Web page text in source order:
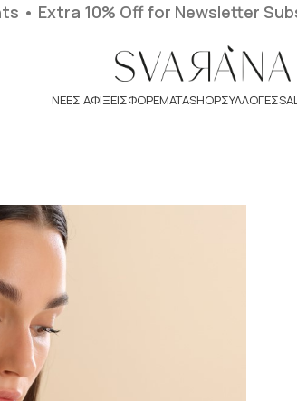
ΝΈΕΣ ΑΦΊΞΕΙΣΦΟΡΈΜΑΤΑSHOPΣΥΛΛΟΓΕΣ
• Extra 10% Off for Newsletter